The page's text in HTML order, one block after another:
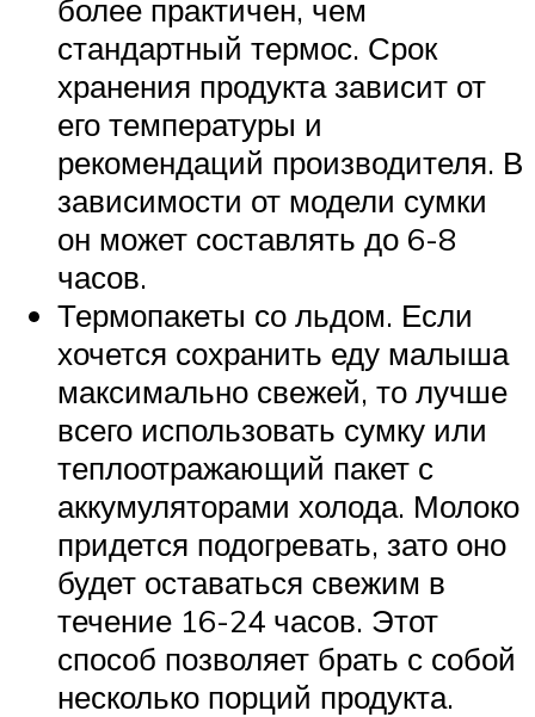
более практичен, чем
стандартный термос. Срок
хранения продукта зависит от
его температуры и
рекомендаций производителя. В
зависимости от модели сумки
он может составлять до 6-8
часов.
Термопакеты со льдом. Если
хочется сохранить еду малыша
максимально свежей, то лучше
всего использовать сумку или
теплоотражающий пакет с
аккумуляторами холода. Молоко
придется подогревать, зато оно
будет оставаться свежим в
течение 16-24 часов. Этот
способ позволяет брать с собой
несколько порций продукта.